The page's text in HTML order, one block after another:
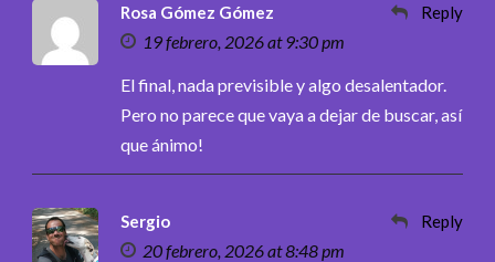
Rosa Gómez Gómez
19 febrero, 2026 at 9:30 pm
Reply
El final, nada previsible y algo desalentador.
Pero no parece que vaya a dejar de buscar, así
que ánimo!
Sergio
20 febrero, 2026 at 8:48 pm
Reply